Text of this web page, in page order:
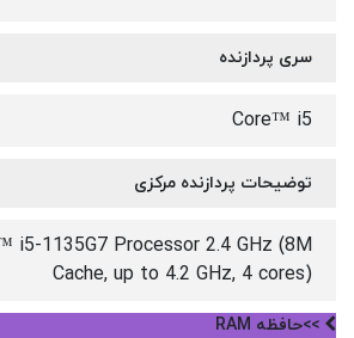
سری پردازنده
Core™ i5
توضیحات پردازنده مرکزی
i5-1135G7 Processor 2.4 GHz (8M
Cache, up to 4.2 GHz, 4 cores)
>>حافظه RAM